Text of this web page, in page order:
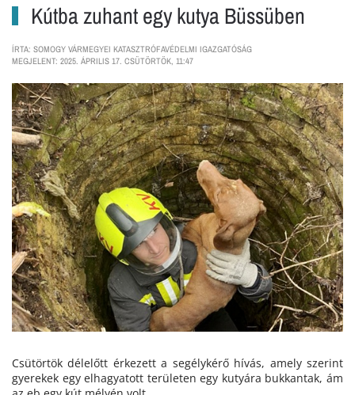
Kútba zuhant egy kutya Büssüben
ÍRTA: SOMOGY VÁRMEGYEI KATASZTRÓFAVÉDELMI IGAZGATÓSÁG
MEGJELENT: 2025. ÁPRILIS 17. CSÜTÖRTÖK, 11:47
Csütörtök délelőtt érkezett a segélykérő hívás, amely szerint
gyerekek egy elhagyatott területen egy kutyára bukkantak, ám